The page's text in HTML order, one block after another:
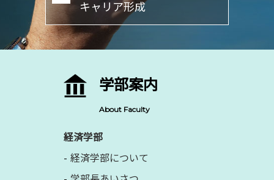
キャリア形成
学部案内
About Faculty
経済学部
経済学部について